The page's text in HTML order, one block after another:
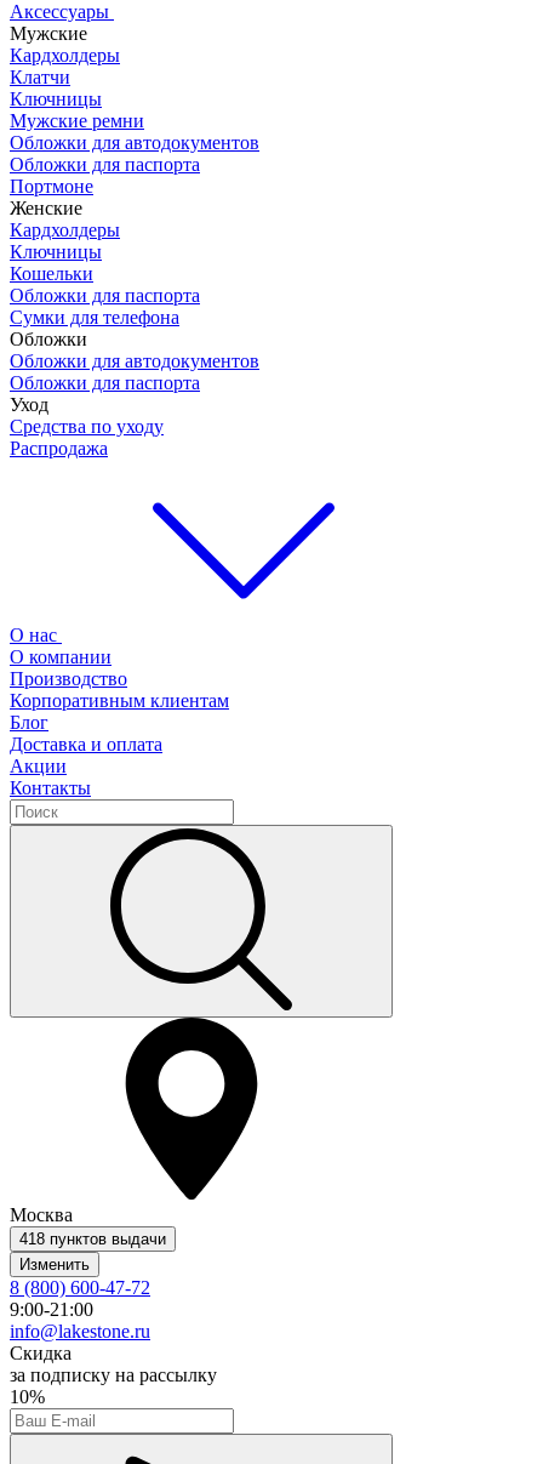
Аксессуары
Мужские
Кардхолдеры
Клатчи
Ключницы
Мужские ремни
Обложки для автодокументов
Обложки для паспорта
Портмоне
Женские
Кардхолдеры
Ключницы
Кошельки
Обложки для паспорта
Сумки для телефона
Обложки
Обложки для автодокументов
Обложки для паспорта
Уход
Средства по уходу
Распродажа
О нас
О компании
Производство
Корпоративным клиентам
Блог
Доставка и оплата
Акции
Контакты
Москва
418 пунктов выдачи
Изменить
8 (800) 600-47-72
9:00-21:00
info@lakestone.ru
Скидка
за подписку на рассылку
10%